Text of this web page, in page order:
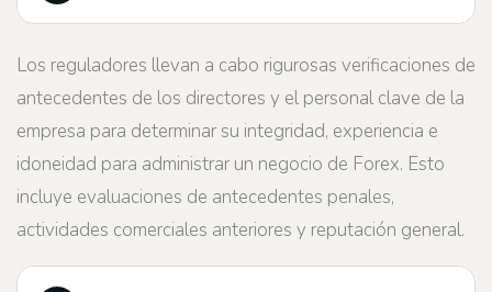
Los reguladores llevan a cabo rigurosas verificaciones de
antecedentes de los directores y el personal clave de la
empresa para determinar su integridad, experiencia e
idoneidad para administrar un negocio de Forex. Esto
incluye evaluaciones de antecedentes penales,
actividades comerciales anteriores y reputación general.